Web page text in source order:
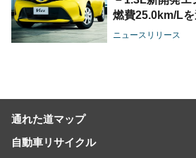
燃費25.0km/Lを
ニュースリリース
通れた道マップ
自動車リサイクル